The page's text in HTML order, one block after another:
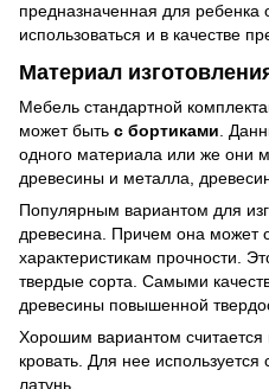
предназначенная для ребенка
использоваться и в качестве
Материал
Мебель стандартной
может быть с бортиками .
одного материала или же они
древесины и металла,
Популярным вариантом для
древесина. Причем она может
характеристикам прочности.
твердые сорта. Самыми
древесины повышенной
Хорошим вариантом считается
кровать. Для нее
латунь.